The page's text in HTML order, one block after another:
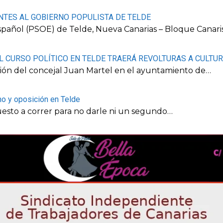
AL GOBIERNO POPULISTA DE TELDE
(PSOE) de Telde, Nueva Canarias – Bloque
POLÍTICO EN TELDE TRAERÁ REVOLTURAS A
del concejal Juan Martel en el ayuntamiento de…
y oposición en Telde
a correr para no darle ni un segundo…